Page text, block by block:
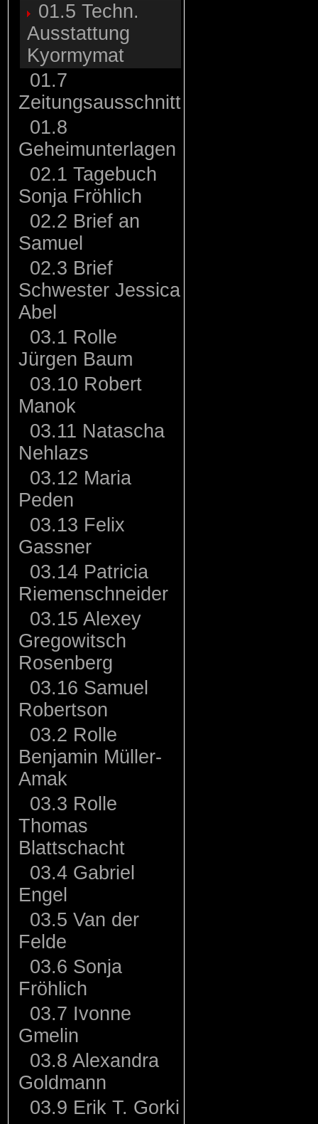
01.5 Techn.
Ausstattung
Kyormymat
01.7
Zeitungsausschnitt
01.8
Geheimunterlagen
02.1 Tagebuch
Sonja Fröhlich
02.2 Brief an
Samuel
02.3 Brief
Schwester Jessica
Abel
03.1 Rolle
Jürgen Baum
03.10 Robert
Manok
03.11 Natascha
Nehlazs
03.12 Maria
Peden
03.13 Felix
Gassner
03.14 Patricia
Riemenschneider
03.15 Alexey
Gregowitsch
Rosenberg
03.16 Samuel
Robertson
03.2 Rolle
Benjamin Müller-
Amak
03.3 Rolle
Thomas
Blattschacht
03.4 Gabriel
Engel
03.5 Van der
Felde
03.6 Sonja
Fröhlich
03.7 Ivonne
Gmelin
03.8 Alexandra
Goldmann
03.9 Erik T. Gorki